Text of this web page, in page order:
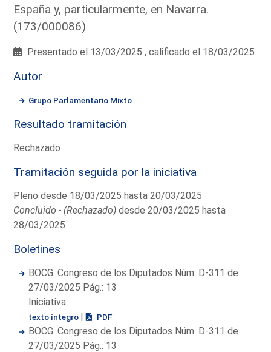
España y, particularmente, en Navarra.
(173/000086)
Presentado el 13/03/2025 , calificado el 18/03/2025
Autor
Grupo Parlamentario Mixto
Resultado tramitación
Rechazado
Tramitación seguida por la iniciativa
Pleno desde 18/03/2025 hasta 20/03/2025
Concluido - (Rechazado) desde 20/03/2025 hasta
28/03/2025
Boletines
BOCG. Congreso de los Diputados Núm. D-311 de
27/03/2025 Pág.: 13
Iniciativa
texto íntegro | PDF
BOCG. Congreso de los Diputados Núm. D-311 de
27/03/2025 Pág.: 13